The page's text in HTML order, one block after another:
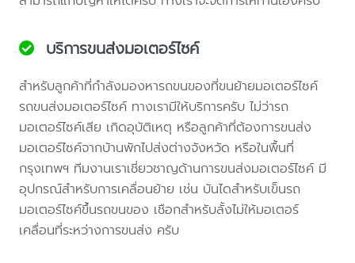
บริการขนส่งมอเตอร์ไซค์
สำหรับลูกค้าที่กำลังมองหารถขนของที่ขนย้ายมอเตอร์ไซค์
รถขนส่งมอเตอร์ไซค์ ทางเรามีให้บริการครับ ไม่ว่ารถ
มอเตอร์ไซค์เสีย เกิดอุบัติเหตุ หรือลูกค้าที่ต้องการขนส่ง
มอเตอร์ไซค์จากบ้านพักไปส่งต่างจังหวัด หรือในพื้นที่
กรุงเทพฯ ทีมงานเราเชี่ยวชาญด้านการขนส่งมอเตอร์ไซค์ มี
อุปกรณ์สำหรับการเคลื่อนย้าย เช่น บันไดสำหรับเข็นรถ
มอเตอร์ไซค์ขึ้นรถขนของ เชือกสำหรับลั้งไม่ให้มอเตอร์
เคลื่อนที่ระหว่างการขนส่ง ครับ